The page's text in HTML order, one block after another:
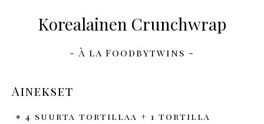
Korealainen Crunchwrap
- À la Foodbytwins -
Ainekset
4 suurta tortillaa + 1 tortilla